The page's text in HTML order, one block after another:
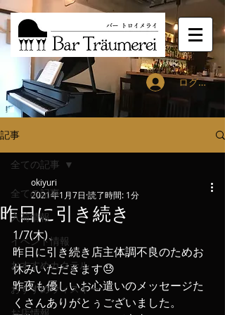
ログイン
記事
全ての記事
入荷情報
イベント情報
おすすめカクテル
おすすめウィスキー
全ての記事
昨日に引き続き
okiyuri
2021年1月7日 読了時間: 1分
1/7(木)、
昨日に引き続き店主体調不良のためお
休みいただきます😓
昨夜も優しいお心遣いのメッセージた
くさんありがとぅございました。